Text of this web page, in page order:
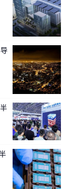
MPU）中每个晶
）在1974年提
体场效应晶体管
，如图4所示。这
的微缩化提供了明